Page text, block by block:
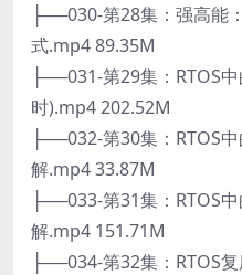
├──030-第28集：强高能
式.mp4 89.35M
├──031-第29集：RTOS
时).mp4 202.52M
├──032-第30集：RTOS
解.mp4 33.87M
├──033-第31集：RTOS
解.mp4 151.71M
├──034-第32集：RTOS